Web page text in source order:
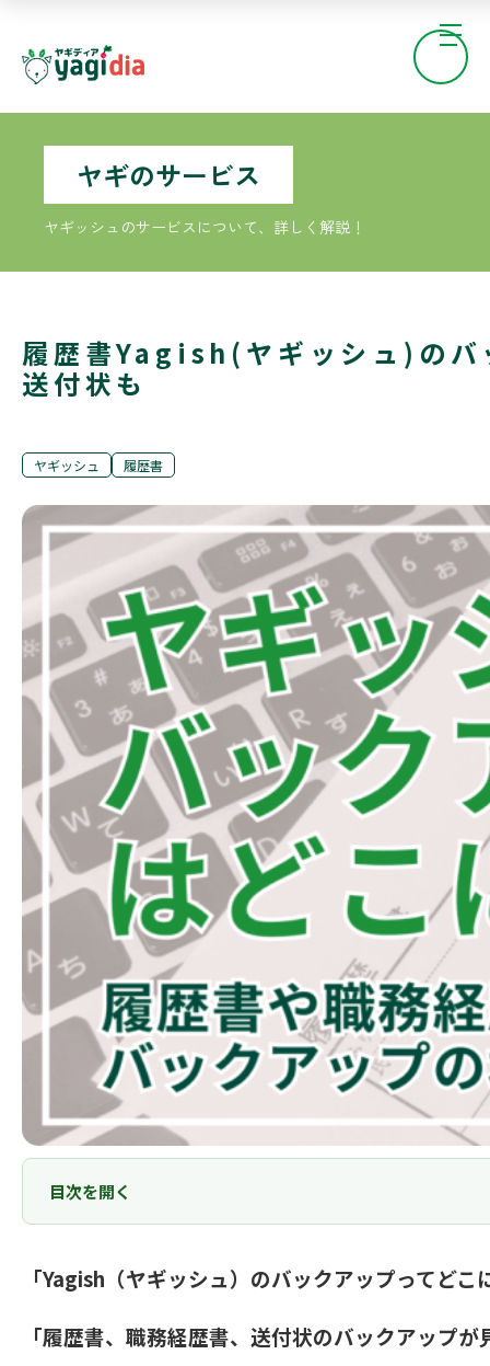
ヤギのサービス
ヤギッシュのサービスについて、詳しく解説！
履歴書Yagish(ヤギッシュ)のバ
送付状も
ヤギッシュ 履歴書
目次を開く
「Yagish（ヤギッシュ）のバックアップってどこ
「履歴書、職務経歴書、送付状のバックアップが